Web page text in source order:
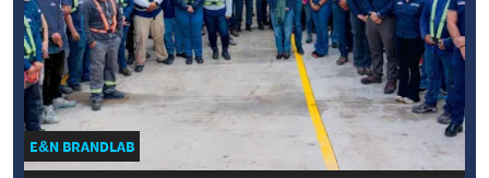
E&N BRANDLAB